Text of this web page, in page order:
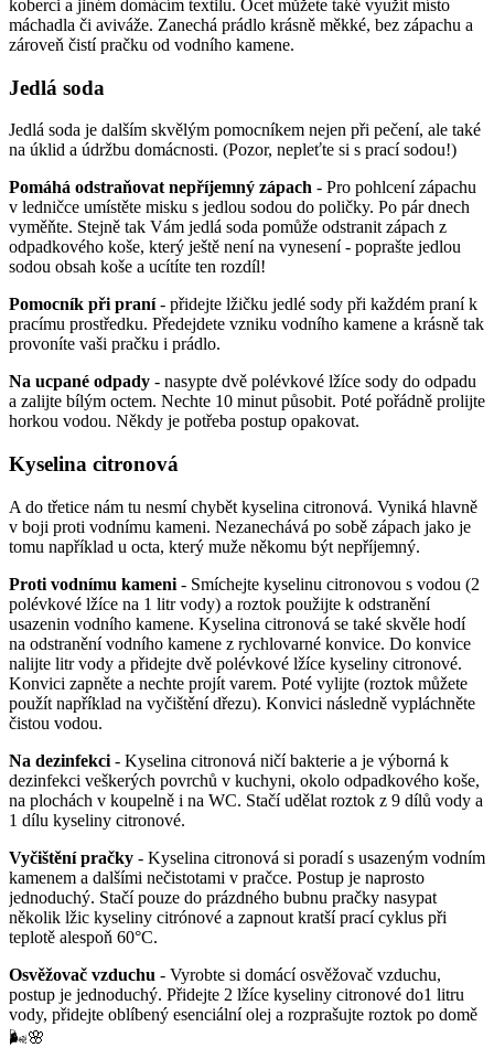
koberci a jiném domácím textilu. Ocet můžete také využít místo
máchadla či aviváže. Zanechá prádlo krásně měkké, bez zápachu a
zároveň čistí pračku od vodního kamene.
Jedlá soda
Jedlá soda je dalším skvělým pomocníkem nejen při pečení, ale také
na úklid a údržbu domácnosti. (Pozor, nepleťte si s prací sodou!)
Pomáhá odstraňovat nepříjemný zápach - Pro pohlcení zápachu
v ledničce umístěte misku s jedlou sodou do poličky. Po pár dnech
vyměňte. Stejně tak Vám jedlá soda pomůže odstranit zápach z
odpadkového koše, který ještě není na vynesení - poprašte jedlou
sodou obsah koše a ucítíte ten rozdíl!
Pomocník při praní- přidejte lžičku jedlé sody při každém praní k
pracímu prostředku. Předejdete vzniku vodního kamene a krásně tak
provoníte vaši pračku i prádlo.
Na ucpané odpady - nasypte dvě polévkové lžíce sody do odpadu
a zalijte bílým octem. Nechte 10 minut působit. Poté pořádně prolijte
horkou vodou. Někdy je potřeba postup opakovat.
Kyselina citronová
A do třetice nám tu nesmí chybět kyselina citronová. Vyniká hlavně
v boji proti vodnímu kameni. Nezanechává po sobě zápach jako je
tomu například u octa, který muže někomu být nepříjemný.
Proti vodnímu kameni - Smíchejte kyselinu citronovou s vodou (2
polévkové lžíce na 1 litr vody) a roztok použijte k odstranění
usazenin vodního kamene. Kyselina citronová se také skvěle hodí
na odstranění vodního kamene z rychlovarné konvice. Do konvice
nalijte litr vody a přidejte dvě polévkové lžíce kyseliny citronové.
Konvici zapněte a nechte projít varem. Poté vylijte (roztok můžete
použít například na vyčištění dřezu). Konvici následně vypláchněte
čistou vodou.
Na dezinfekci - Kyselina citronová ničí bakterie a je výborná k
dezinfekci veškerých povrchů v kuchyni, okolo odpadkového koše,
na plochách v koupelně i na WC. Stačí udělat roztok z 9 dílů vody a
1 dílu kyseliny citronové.
Vyčištění pračky - Kyselina citronová si poradí s usazeným vodním
kamenem a dalšími nečistotami v pračce. Postup je naprosto
jednoduchý. Stačí pouze do prázdného bubnu pračky nasypat
několik lžic kyseliny citrónové a zapnout kratší prací cyklus při
teplotě alespoň 60°C.
Osvěžovač vzduchu - Vyrobte si domácí osvěžovač vzduchu,
postup je jednoduchý. Přidejte 2 lžíce kyseliny citronové do1 litru
vody, přidejte oblíbený esenciální olej a rozprašujte roztok po domě
🌬️🌸